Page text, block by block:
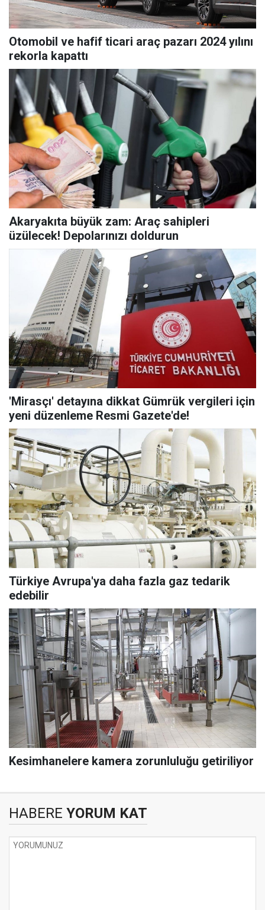
Otomobil ve hafif ticari araç pazarı 2024 yılını
rekorla kapattı
Akaryakıta büyük zam: Araç sahipleri
üzülecek! Depolarınızı doldurun
'Mirasçı' detayına dikkat Gümrük vergileri için
yeni düzenleme Resmi Gazete'de!
Türkiye Avrupa'ya daha fazla gaz tedarik
edebilir
Kesimhanelere kamera zorunluluğu getiriliyor
HABERE YORUM KAT